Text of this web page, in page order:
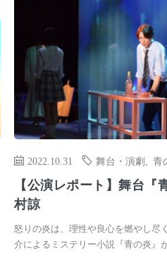
2022.10.31 舞台・演劇 ,青
【公演レポート】舞台『
村諒
怒りの炎は、理性や良心を燃やし尽
介によるミステリー小説『青の炎』